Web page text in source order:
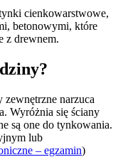
cienkowarstwowe,
betonowymi, które
z drewnem.
zewnętrzne narzuca
Wyróżnia się ściany
są one do tynkowania.
lub
– egzamin)